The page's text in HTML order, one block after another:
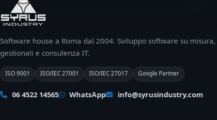
Software house a Roma dal 2004. Sviluppo software su misura,
gestionali e consulenza IT.
ISO 9001 ISO/IEC 27001 ISO/IEC 27017 Google Partner
06 4522 14565 WhatsApp info@syrusindustry.com